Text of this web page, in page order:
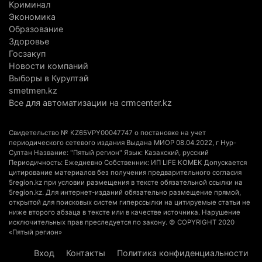
Актобе план диверсификации
3 августа 2026 г. 20:46
Солдат-срочник выпал из окна четвертого этажа
казармы в Конаеве
3 августа 2026 г. 18:08
Спустя 78 лет тигр вновь вернулся в дикую
3 августа 2026 г. 16:16
Кыргызстан обогнал Казахстан по темпам роста
сельского хозяйства. Что это значит для
Алматинской области
3 августа 2026 г. 15:43 155
На выборах в Курултай можно будет
проголосовать «Против всех»
3 августа 2026 г. 13:51 308
Криминал
Экономика
Образование
Здоровье
Госзакуп
Новости компаний
Выборы в Курултай
smetmen.kz
Все для автоматизации на crmcenter.kz
Свидетельство № KZ65VPY00047747 о постановке на учет
периодического сетевого издания Выдана МИОР 08.04.2022, г Нур-
Султан Название: "Пятый регион" Язык: Казахский, русский
Периодичность: Ежедневно Собственник: ИП LIFE KOMEK Допускается
цитирование материалов без получения предварительного согласия
5region.kz при условии размещения в тексте обязательной ссылки на
5region.kz. Для интернет-изданий обязательно размещение прямой,
открытой для поисковых систем гиперссылки на цитируемые статьи не
ниже второго абзаца в тексте или в качестве источника. Нарушение
исключительных прав преследуется по закону. © COPYRIGHT 2020
«Пятый регион»
Вход Контакты Политика конфиденциальности